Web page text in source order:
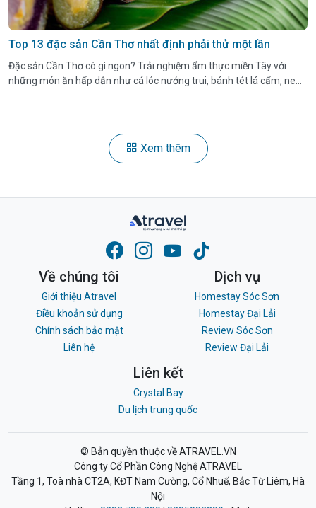
Top 13 đặc sản Cần Thơ nhất định phải thử một lần
Đặc sản Cần Thơ có gì ngon? Trải nghiệm ẩm thực miền Tây với
những món ăn hấp dẫn như cá lóc nướng trui, bánh tét lá cẩm, nem
Xem thêm
Về chúng tôi
Giới thiệu Atravel
Điều khoản sử dụng
Chính sách bảo mật
Liên hệ
Dịch vụ
Homestay Sóc Sơn
Homestay Đại Lải
Review Sóc Sơn
Review Đại Lải
Liên kết
Crystal Bay
Du lịch trung quốc
© Bản quyền thuộc về ATRAVEL.VN
Công ty Cổ Phần Công Nghệ ATRAVEL
Tầng 1, Toà nhà CT2A, KĐT Nam Cường, Cổ Nhuế, Bắc Từ Liêm, Hà
Nội